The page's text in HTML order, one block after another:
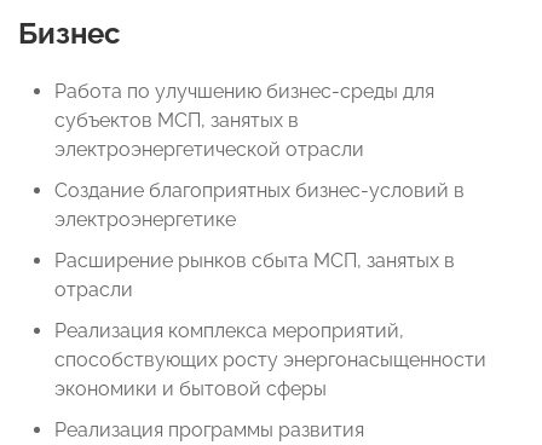
Бизнес
Работа по улучшению бизнес-среды для
субъектов МСП, занятых в
электроэнергетической отрасли
Создание благоприятных бизнес-условий в
электроэнергетике
Расширение рынков сбыта МСП, занятых в
отрасли
Реализация комплекса мероприятий,
способствующих росту энергонасыщенности
экономики и бытовой сферы
Реализация программы развития